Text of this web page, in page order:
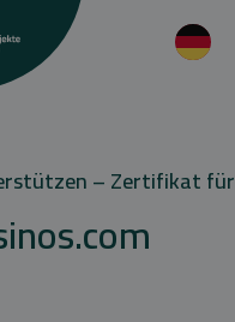
– Zertifikat für